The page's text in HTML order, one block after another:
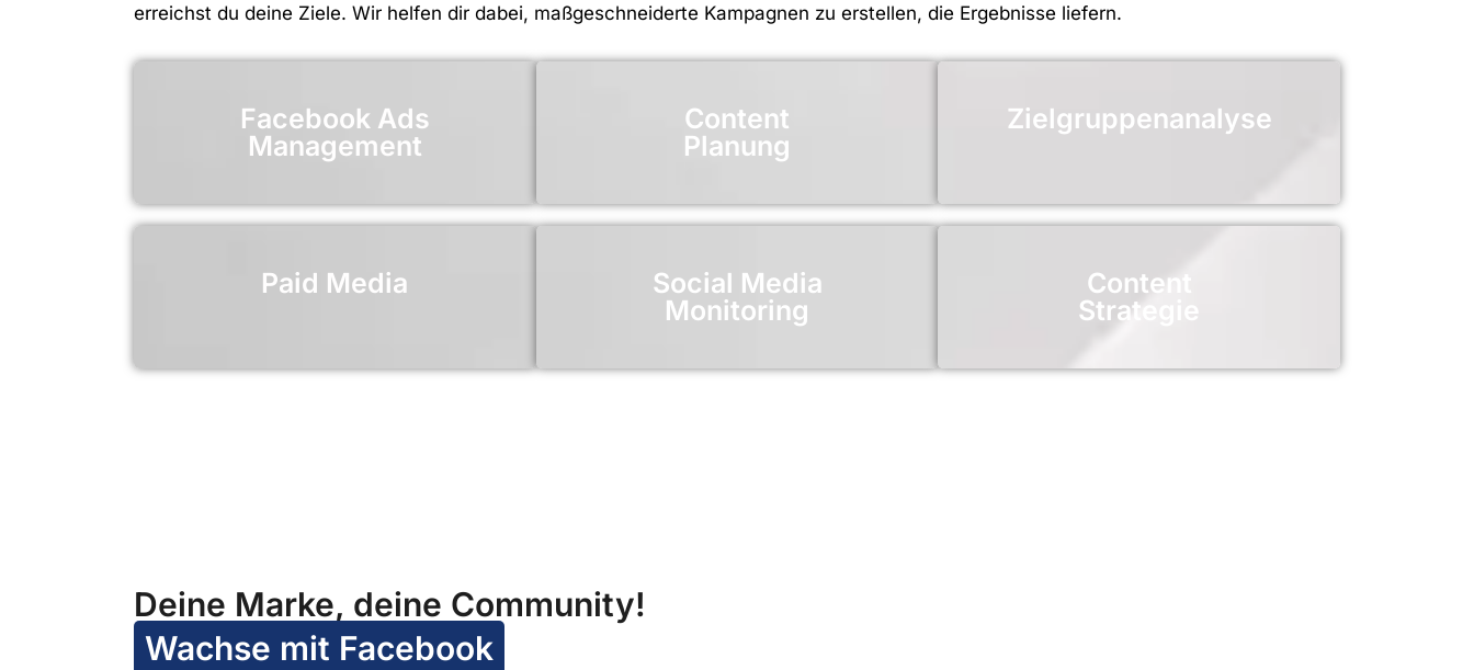
erreichst du deine Ziele. Wir helfen dir dabei, maßgeschneiderte Kampagnen zu erstellen, die Ergebnisse liefern.
Facebook Ads
Management
Content
Planung
Zielgruppenanalyse
Paid Media
Social Media
Monitoring
Content
Strategie
Deine Marke, deine Community!
Wachse mit Facebook